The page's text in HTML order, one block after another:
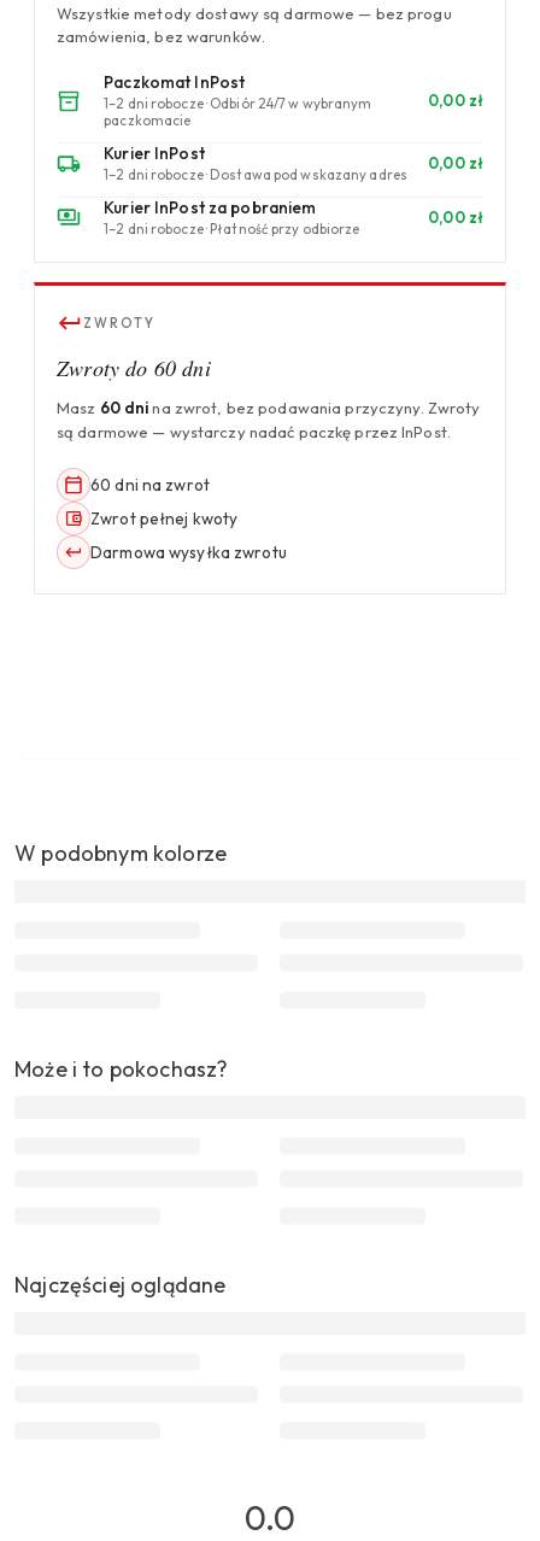
Wszystkie metody dostawy są darmowe — bez progu
zamówienia, bez warunków.
Paczkomat InPost
1–2 dni robocze · Odbiór 24/7 w wybranym
paczkomacie
0,00 zł
Kurier InPost
1–2 dni robocze · Dostawa pod wskazany adres
0,00 zł
Kurier InPost za pobraniem
1–2 dni robocze · Płatność przy odbiorze
0,00 zł
ZWROTY
Zwroty do 60 dni
Masz 60 dnina zwrot, bez podawania przyczyny. Zwroty
są darmowe — wystarczy nadać paczkę przez InPost.
60 dni na zwrot
Zwrot pełnej kwoty
Darmowa wysyłka zwrotu
W podobnym kolorze
Może i to pokochasz?
Najczęściej oglądane
0.0